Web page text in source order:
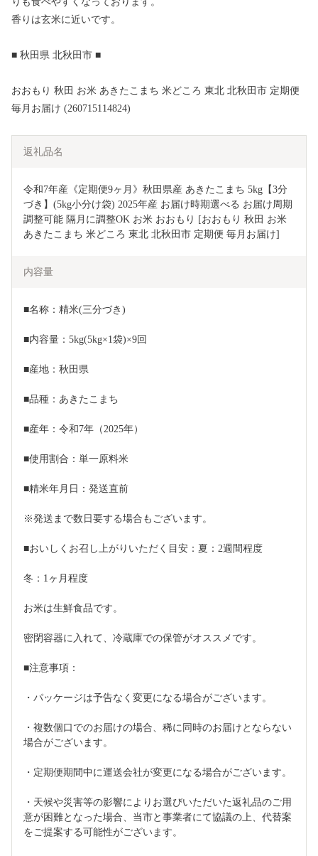
香りは玄米に近いです。
■ 秋田県 北秋田市 ■
おおもり 秋田 お米 あきたこまち 米どころ 東北 北秋田市 定期便
毎月お届け (260715114824)
返礼品名
令和7年産《定期便9ヶ月》秋田県産 あきたこまち 5kg【3分
づき】(5kg小分け袋) 2025年産 お届け時期選べる お届け周期
調整可能 隔月に調整OK お米 おおもり [おおもり 秋田 お米
あきたこまち 米どころ 東北 北秋田市 定期便 毎月お届け]
内容量
■名称：精米(三分づき)
■内容量：5kg(5kg×1袋)×9回
■産地：秋田県
■品種：あきたこまち
■産年：令和7年（2025年）
■使用割合：単一原料米
■精米年月日：発送直前
※発送まで数日要する場合もございます。
■おいしくお召し上がりいただく目安：夏：2週間程度
冬：1ヶ月程度
お米は生鮮食品です。
密閉容器に入れて、冷蔵庫での保管がオススメです。
■注意事項：
・パッケージは予告なく変更になる場合がございます。
・複数個口でのお届けの場合、稀に同時のお届けとならない
場合がございます。
・定期便期間中に運送会社が変更になる場合がございます。
・天候や災害等の影響によりお選びいただいた返礼品のご用
意が困難となった場合、当市と事業者にて協議の上、代替案
をご提案する可能性がございます。